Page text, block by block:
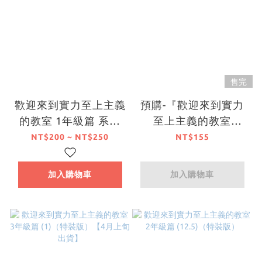
歡迎來到實力至上主義
的教室 1年級篇 系列
【小說】
NT$200 ~ NT$250
加入購物車
售完
預購-『歡迎來到實力
至上主義的教室
FESTA2025』集換式
盒販售 隨機出貨【日
NT$155
加入購物車